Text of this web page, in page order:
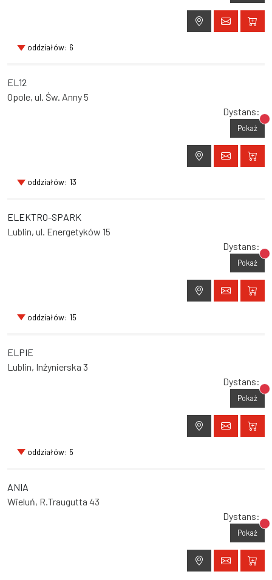
oddziałów: 6
EL12
Opole, ul. Św. Anny 5
Dystans:
Pokaż
oddziałów: 13
ELEKTRO-SPARK
Lublin, ul. Energetyków 15
Dystans:
Pokaż
oddziałów: 15
ELPIE
Lublin, Inżynierska 3
Dystans:
Pokaż
oddziałów: 5
ANIA
Wieluń, R.Traugutta 43
Dystans:
Pokaż